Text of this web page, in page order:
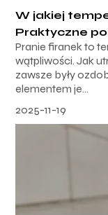
W jakiej
Praktyczne
Pranie firanek to
wątpliwości. Jak
zawsze były
elementem je...
2025-11-19